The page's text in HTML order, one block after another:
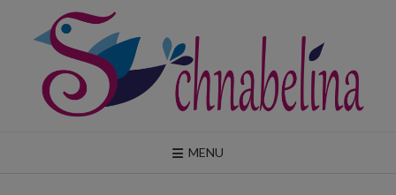
content
MENU